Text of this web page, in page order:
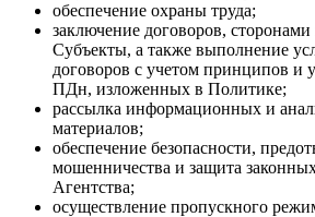
обеспечение охраны труда;
заключение договоров,
Субъекты, а также выполнение
договоров с учетом принципов и
ПДн, изложенных в Политике;
рассылка информационных и
материалов;
обеспечение безопасности,
мошенничества и защита
Агентства;
осуществление пропускного